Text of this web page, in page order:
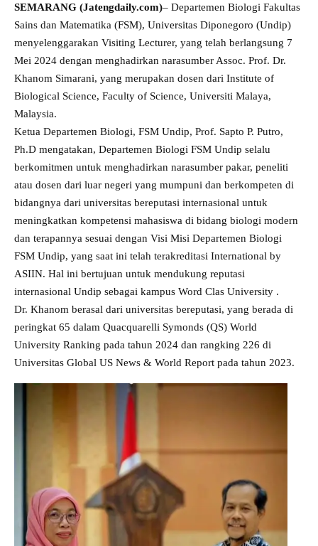
SEMARANG (Jatengdaily.com)– Departemen Biologi Fakultas
Sains dan Matematika (FSM), Universitas Diponegoro (Undip)
menyelenggarakan Visiting Lecturer, yang telah berlangsung 7
Mei 2024 dengan menghadirkan narasumber Assoc. Prof. Dr.
Khanom Simarani, yang merupakan dosen dari Institute of
Biological Science, Faculty of Science, Universiti Malaya,
Malaysia.
Ketua Departemen Biologi, FSM Undip, Prof. Sapto P. Putro,
Ph.D mengatakan, Departemen Biologi FSM Undip selalu
berkomitmen untuk menghadirkan narasumber pakar, peneliti
atau dosen dari luar negeri yang mumpuni dan berkompeten di
bidangnya dari universitas bereputasi internasional untuk
meningkatkan kompetensi mahasiswa di bidang biologi modern
dan terapannya sesuai dengan Visi Misi Departemen Biologi
FSM Undip, yang saat ini telah terakreditasi International by
ASIIN. Hal ini bertujuan untuk mendukung reputasi
internasional Undip sebagai kampus Word Clas University .
Dr. Khanom berasal dari universitas bereputasi, yang berada di
peringkat 65 dalam Quacquarelli Symonds (QS) World
University Ranking pada tahun 2024 dan rangking 226 di
Universitas Global US News & World Report pada tahun 2023.